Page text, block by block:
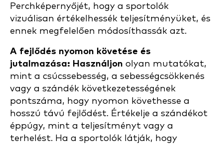
Perchképernyőjét, hogy a sportolók
vizuálisan értékelhessék teljesítményüket, és
ennek megfelelően módosíthassák azt.
A fejlődés nyomon követése és
jutalmazása: Használjon olyan mutatókat,
mint a csúcssebesség, a sebességcsökkenés
vagy a szándék következetességének
pontszáma, hogy nyomon követhesse a
hosszú távú fejlődést. Értékelje a szándékot
éppúgy, mint a teljesítményt vagy a
terhelést. Ha a sportolók látják, hogy